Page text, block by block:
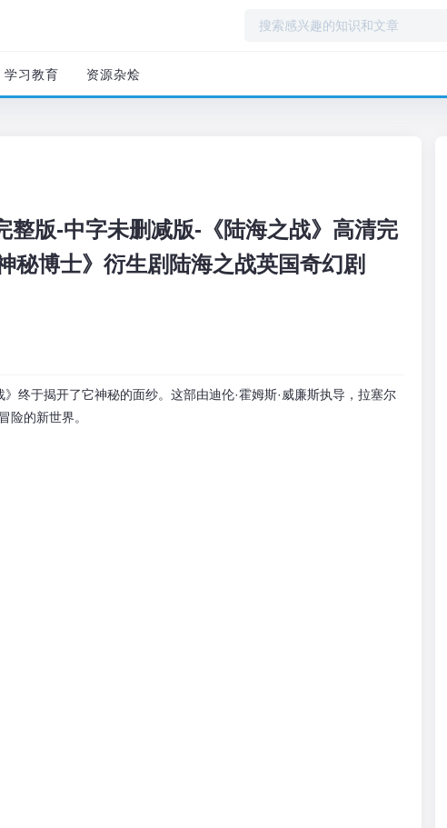
学习教育 资源杂烩
整版-中字未删减版-《陆海之战》高清完
秘博士》衍生剧陆海之战英国奇幻剧
终于揭开了它神秘的面纱。这部由迪伦·霍姆斯·威廉斯执导，拉塞尔
险的新世界。